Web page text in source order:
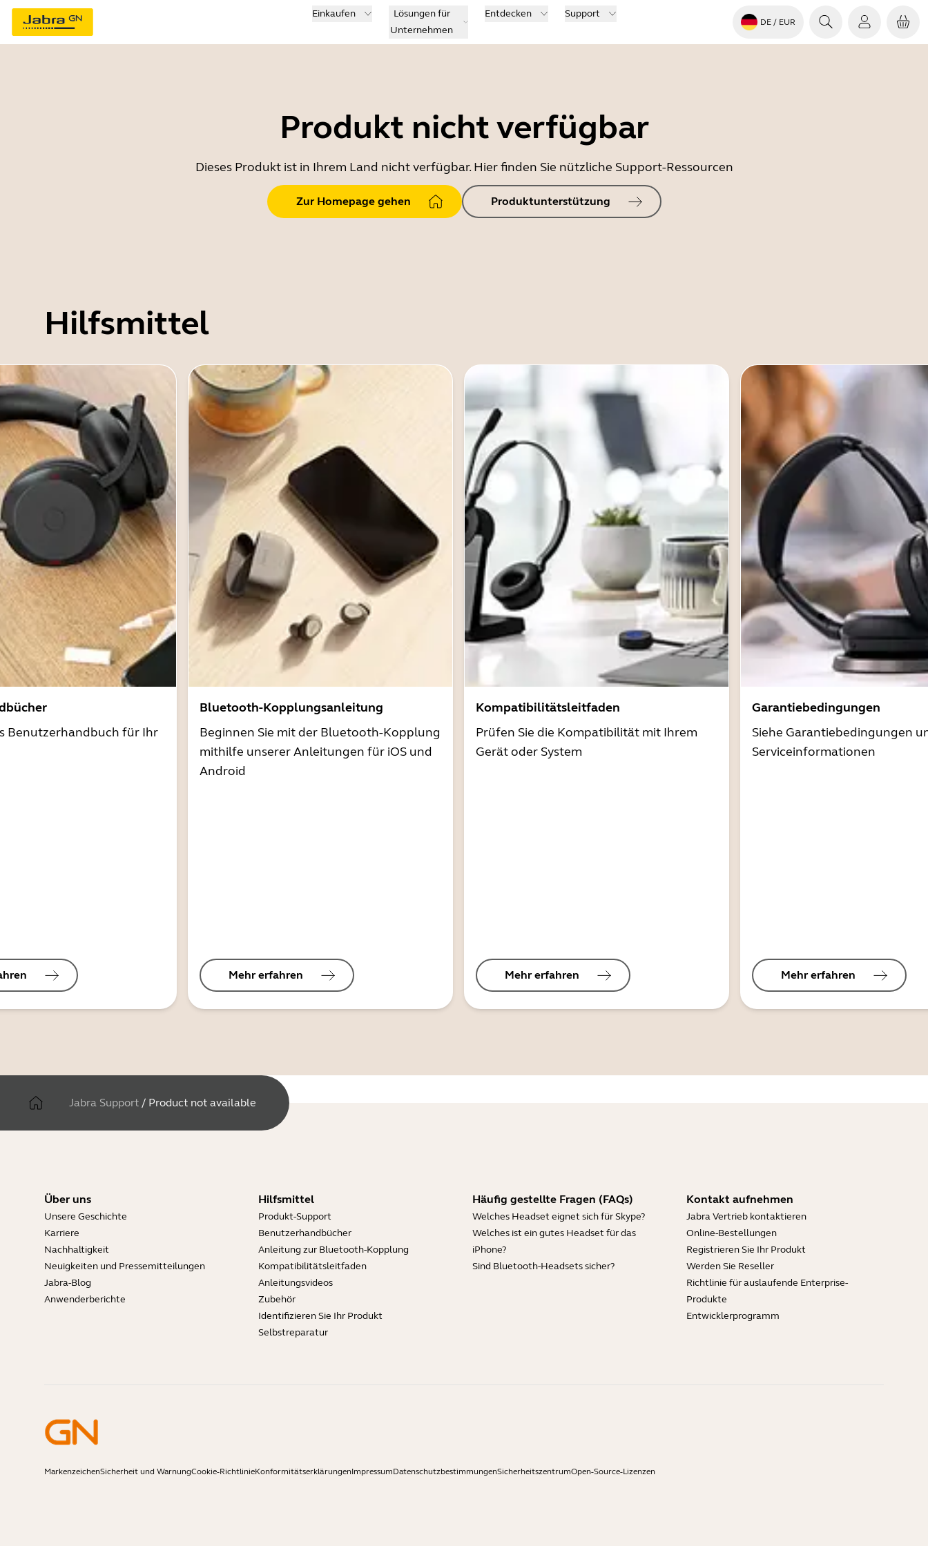
Einkaufen
Lösungen für
Unternehmen
Entdecken Support
DE / EUR
Produkt nicht verfügbar
Dieses Produkt ist in Ihrem Land nicht verfügbar. Hier finden Sie nützliche Support-Ressourcen
Zur Homepage gehen Produktunterstützung
Hilfsmittel
Benutzerhandbuch für Ihr
Bluetooth-Kopplungsanleitung
Beginnen Sie mit der Bluetooth-Kopplung
mithilfe unserer Anleitungen für iOS und
Android
Mehr erfahren
Kompatibilitätsleitfaden
Prüfen Sie die Kompatibilität mit Ihrem
Gerät oder System
Mehr erfahren
Garantiebedingungen
Siehe Garantiebedingungen
Serviceinformationen
Mehr erfahren
Jabra Support / Product not available
Über uns
Unsere Geschichte
Karriere
Nachhaltigkeit
Neuigkeiten und Pressemitteilungen
Jabra-Blog
Anwenderberichte
Hilfsmittel
Produkt-Support
Benutzerhandbücher
Anleitung zur Bluetooth-Kopplung
Kompatibilitätsleitfaden
Anleitungsvideos
Zubehör
Identifizieren Sie Ihr Produkt
Selbstreparatur
Häufig gestellte Fragen (FAQs)
Welches Headset eignet sich für Skype?
Welches ist ein gutes Headset für das
iPhone?
Sind Bluetooth-Headsets sicher?
Kontakt aufnehmen
Jabra Vertrieb kontaktieren
Online-Bestellungen
Registrieren Sie Ihr Produkt
Werden Sie Reseller
Richtlinie für auslaufende Enterprise-
Produkte
Entwicklerprogramm
MarkenzeichenSicherheit und WarnungCookie-RichtlinieKonformitätserklärungenImpressumDatenschutzbestimmungenSicherheitszentrumOpen-Source-Lizenzen